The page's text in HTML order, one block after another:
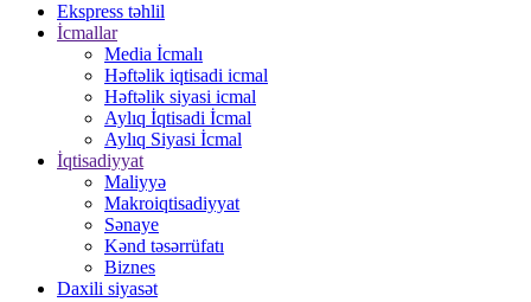
Ekspress təhlil
İcmallar
Media İcmalı
Həftəlik iqtisadi icmal
Həftəlik siyasi icmal
Aylıq İqtisadi İcmal
Aylıq Siyasi İcmal
İqtisadiyyat
Maliyyə
Makroiqtisadiyyat
Sənaye
Kənd təsərrüfatı
Biznes
Daxili siyasət